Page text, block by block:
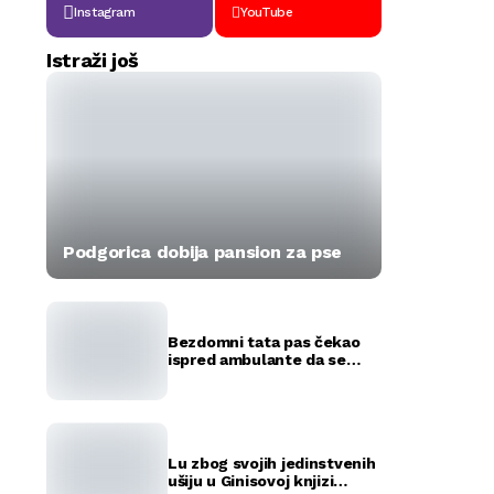
Instagram YouTube
Istraži još
Podgorica dobija pansion za pse
Bezdomni tata pas čekao
ispred ambulante da se
Lu zbog svojih jedinstvenih
ušiju u Ginisovoj knjizi